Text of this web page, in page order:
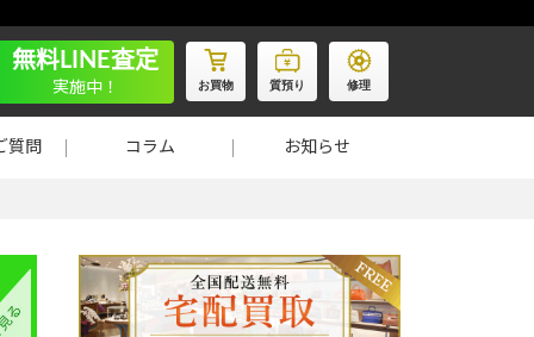
無料LINE査定
実施中！ お買物 質預り 修理
質問 コラム お知らせ